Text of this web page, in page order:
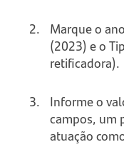
Marque o
(2023) e o
retificadora).
Informe o
campos, um
atuação